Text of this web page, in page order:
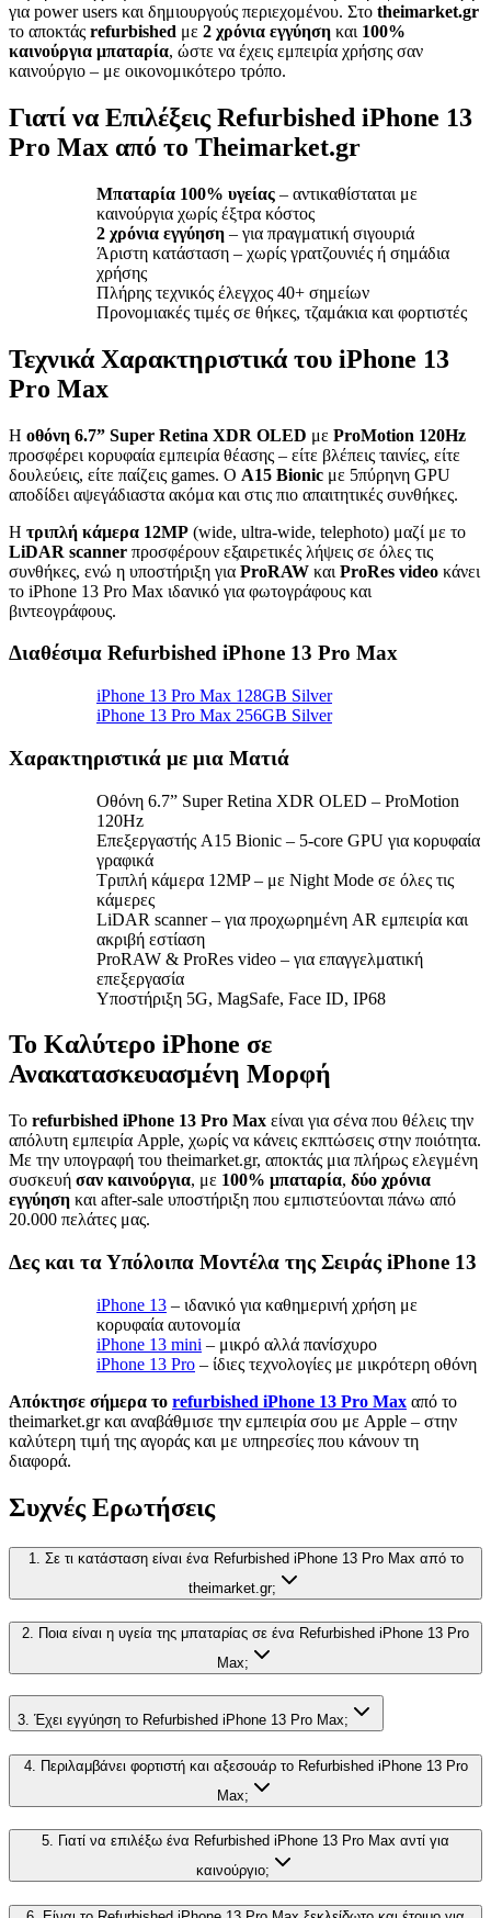
για power users και δημιουργούς περιεχομένου. Στο theimarket.gr
το αποκτάς refurbished με 2 χρόνια εγγύηση και 100%
καινούργια μπαταρία, ώστε να έχεις εμπειρία χρήσης σαν
καινούργιο – με οικονομικότερο τρόπο.
Γιατί να Επιλέξεις Refurbished iPhone 13
Pro Max από το Theimarket.gr
Μπαταρία 100% υγείας – αντικαθίσταται με
καινούργια χωρίς έξτρα κόστος
2 χρόνια εγγύηση – για πραγματική σιγουριά
Άριστη κατάσταση – χωρίς γρατζουνιές ή σημάδια
χρήσης
Πλήρης τεχνικός έλεγχος 40+ σημείων
Προνομιακές τιμές σε θήκες, τζαμάκια και φορτιστές
Τεχνικά Χαρακτηριστικά του iPhone 13
Pro Max
Η οθόνη 6.7” Super Retina XDR OLED με ProMotion 120Hz
προσφέρει κορυφαία εμπειρία θέασης – είτε βλέπεις ταινίες, είτε
δουλεύεις, είτε παίζεις games. Ο A15 Bionic με 5πύρηνη GPU
αποδίδει αψεγάδιαστα ακόμα και στις πιο απαιτητικές συνθήκες.
Η τριπλή κάμερα 12MP (wide, ultra-wide, telephoto) μαζί με το
LiDAR scanner προσφέρουν εξαιρετικές λήψεις σε όλες τις
συνθήκες, ενώ η υποστήριξη για ProRAW και ProRes video κάνει
το iPhone 13 Pro Max ιδανικό για φωτογράφους και
βιντεογράφους.
Διαθέσιμα Refurbished iPhone 13 Pro Max
iPhone 13 Pro Max 128GB Silver
iPhone 13 Pro Max 256GB Silver
Χαρακτηριστικά με μια Ματιά
Οθόνη 6.7” Super Retina XDR OLED – ProMotion
120Hz
Επεξεργαστής A15 Bionic – 5-core GPU για κορυφαία
γραφικά
Τριπλή κάμερα 12MP – με Night Mode σε όλες τις
κάμερες
LiDAR scanner – για προχωρημένη AR εμπειρία και
ακριβή εστίαση
ProRAW & ProRes video – για επαγγελματική
επεξεργασία
Υποστήριξη 5G, MagSafe, Face ID, IP68
Το Καλύτερο iPhone σε
Ανακατασκευασμένη Μορφή
Το refurbished iPhone 13 Pro Max είναι για σένα που θέλεις την
απόλυτη εμπειρία Apple, χωρίς να κάνεις εκπτώσεις στην ποιότητα.
Με την υπογραφή του theimarket.gr, αποκτάς μια πλήρως ελεγμένη
συσκευή σαν καινούργια, με 100% μπαταρία, δύο χρόνια
εγγύηση και after-sale υποστήριξη που εμπιστεύονται πάνω από
20.000 πελάτες μας.
Δες και τα Υπόλοιπα Μοντέλα της Σειράς iPhone 13
iPhone 13 – ιδανικό για καθημερινή χρήση με
κορυφαία αυτονομία
iPhone 13 mini – μικρό αλλά πανίσχυρο
iPhone 13 Pro – ίδιες τεχνολογίες με μικρότερη οθόνη
Απόκτησε σήμερα το refurbished iPhone 13 Pro Max από το
theimarket.gr και αναβάθμισε την εμπειρία σου με Apple – στην
καλύτερη τιμή της αγοράς και με υπηρεσίες που κάνουν τη
διαφορά.
Συχνές Ερωτήσεις
1. Σε τι κατάσταση είναι ένα Refurbished iPhone 13 Pro Max από το
theimarket.gr;
2. Ποια είναι η υγεία της μπαταρίας σε ένα Refurbished iPhone 13 Pro
Max;
3. Έχει εγγύηση το Refurbished iPhone 13 Pro Max;
4. Περιλαμβάνει φορτιστή και αξεσουάρ το Refurbished iPhone 13 Pro
Max;
5. Γιατί να επιλέξω ένα Refurbished iPhone 13 Pro Max αντί για
καινούργιο;